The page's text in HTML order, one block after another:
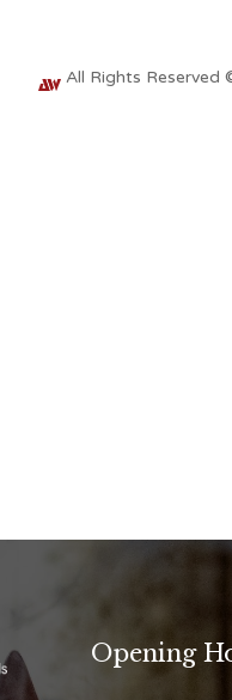
All Rights Reserved
Opening